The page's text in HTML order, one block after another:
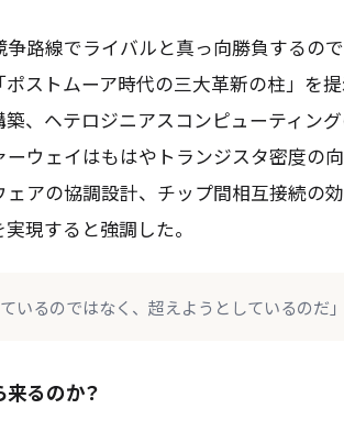
路線でライバルと真っ向勝負するの
ストムーア時代の三大革新の柱」を
、ヘテロジニアスコンピューティン
ウェイはもはやトランジスタ密度の
アの協調設計、チップ間相互接続の
現すると強調した。
ているのではなく、超えようとしているの
来るのか？